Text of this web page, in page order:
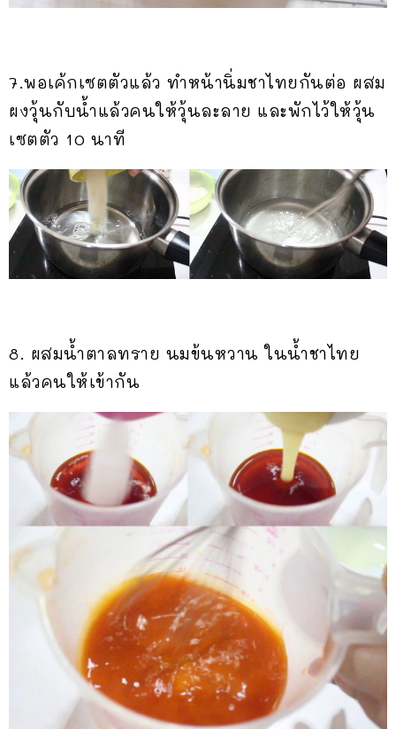
7.พอเค้กเซตตัวแล้ว ทำหน้านิ่มชาไทยกันต่อ ผสม
ผงวุ้นกับน้ำแล้วคนให้วุ้นละลาย และพักไว้ให้วุ้น
เซตตัว 10 นาที
8. ผสมน้ำตาลทราย นมข้นหวาน ในน้ำชาไทย
แล้วคนให้เข้ากัน